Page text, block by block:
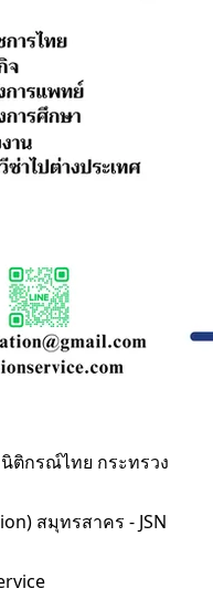
ติกรณ์ไทย กระทรวง
สมุทรสาคร - JSN